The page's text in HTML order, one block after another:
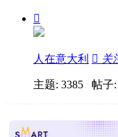

人在意大利  关
主题: 3385 帖子